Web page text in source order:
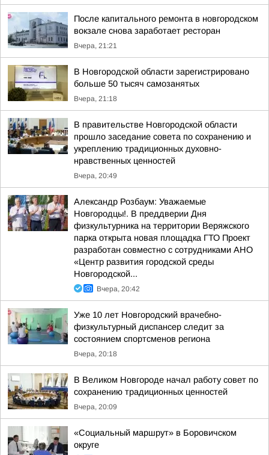
После капитального ремонта в новгородском
вокзале снова заработает ресторан
Вчера, 21:21
В Новгородской области зарегистрировано
больше 50 тысяч самозанятых
Вчера, 21:18
В правительстве Новгородской области
прошло заседание совета по сохранению и
укреплению традиционных духовно-
нравственных ценностей
Вчера, 20:49
Александр Розбаум: Уважаемые
Новгородцы!. В преддверии Дня
физкультурника на территории Веряжского
парка открыта новая площадка ГТО Проект
разработан совместно с сотрудниками АНО
«Центр развития городской среды
Новгородской...
Вчера, 20:42
Уже 10 лет Новгородский врачебно-
физкультурный диспансер следит за
состоянием спортсменов региона
Вчера, 20:18
В Великом Новгороде начал работу совет по
сохранению традиционных ценностей
Вчера, 20:09
«Социальный маршрут» в Боровичском
округе